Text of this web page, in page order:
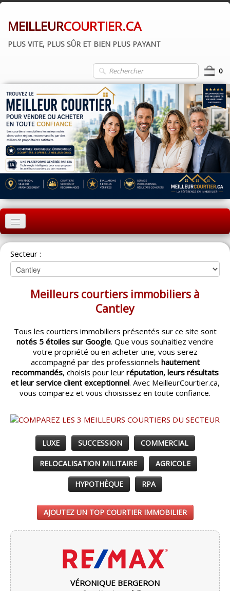
MEILLEURCOURTIER.CA
PLUS VITE, PLUS SÛR ET BIEN PLUS PAYANT
0
ACCUEIL
MONTRÉAL
QUÉBEC
LAVAL
CATÉGORIES▼
ACHETEUR / VENDEUR▼
ENTREPRENEURS▼
ESPACE COURTIER ▼
Secteur :
Meilleurs courtiers immobiliers à
Cantley
Tous les courtiers immobiliers présentés sur ce site sont
notés 5 étoiles sur Google. Que vous souhaitiez vendre
votre propriété ou en acheter une, vous serez
accompagné par des professionnels hautement
recommandés, choisis pour leur réputation, leurs résultats
et leur service client exceptionnel. Avec MeilleurCourtier.ca,
vous comparez et vous choisissez en toute confiance.
LUXE SUCCESSION COMMERCIAL
RELOCALISATION MILITAIRE AGRICOLE
HYPOTHÈQUE RPA
AJOUTEZ UN TOP COURTIER IMMOBILIER
VÉRONIQUE BERGERON